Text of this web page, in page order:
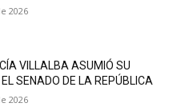
2026
VILLALBA ASUMIÓ SU
EL SENADO DE LA REPÚBLICA
2026